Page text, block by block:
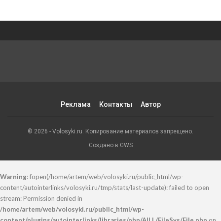
Реклама Контакты Автор
© 2026 - Volosyki.ru. Копирование материалов запрещено.
Создано в GWS
Warning: fopen(/home/artem/web/volosyki.ru/public_html/wp-
content/autointerlinks/volosyki.ru/tmp/stats/last-update): failed to open
stream: Permission denied in
/home/artem/web/volosyki.ru/public_html/wp-